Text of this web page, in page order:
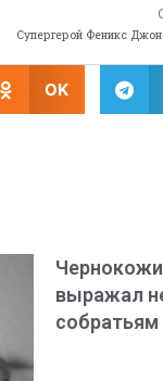
Супергерой Феникс
OK
выражал
собратьям